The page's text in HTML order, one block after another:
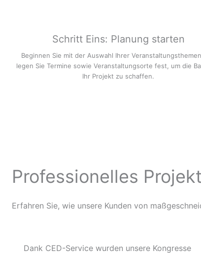
Schritt Eins: Planung starten
Beginnen Sie mit der Auswahl Ihrer
legen Sie Termine sowie Veranstaltungsorte fest, um die
Ihr Projekt zu schaffen.
Professionelles
Erfahren Sie, wie unsere Kunden von
Dank CED-Service wurden unsere Kongresse